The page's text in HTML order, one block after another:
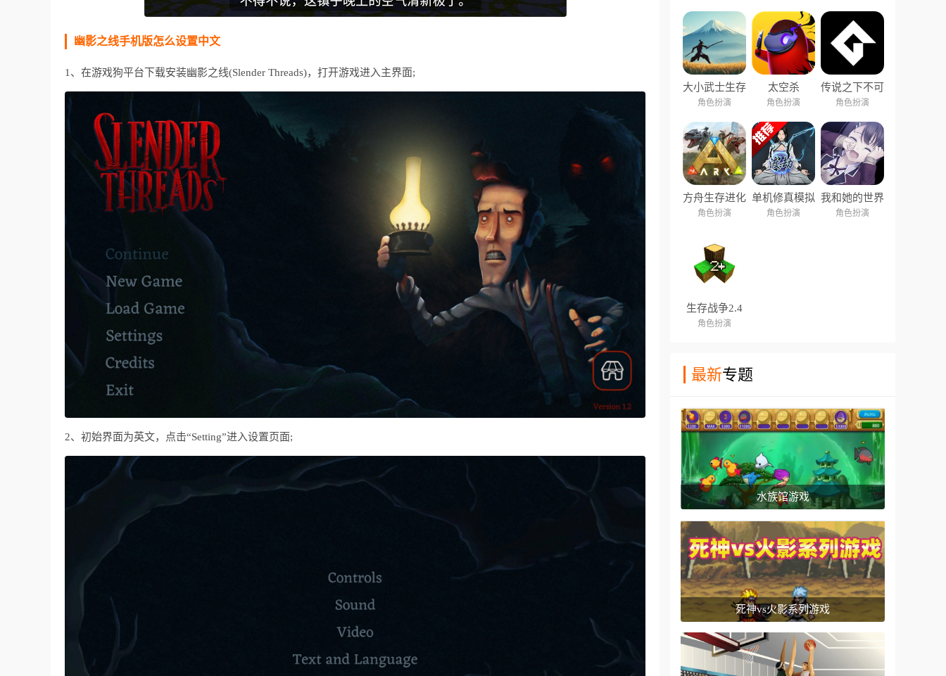
幽影之线手机版怎么设置中文
1、在游戏狗平台下载安装幽影之线(Slender Threads)，打开游戏进入主界面;
2、初始界面为英文，点击“Setting”进入设置页面;
大小武士生存
物语
角色扮演
太空杀
角色扮演
传说之下不可
视结局
角色扮演
方舟生存进化
重制版
角色扮演
单机修真模拟
器
角色扮演
我和她的世界
末日汉化版
角色扮演
生存战争2.4
插件版中文版
角色扮演
最新专题
水族馆游戏
死神vs火影系列游戏